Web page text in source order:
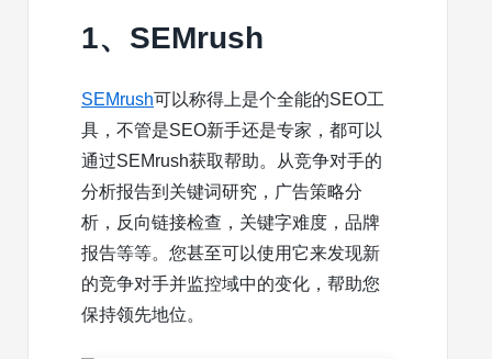
1、SEMrush
SEMrush可以称得上是个全能的SEO工
具，不管是SEO新手还是专家，都可以
通过SEMrush获取帮助。从竞争对手的
分析报告到关键词研究，广告策略分
析，反向链接检查，关键字难度，品牌
报告等等。您甚至可以使用它来发现新
的竞争对手并监控域中的变化，帮助您
保持领先地位。